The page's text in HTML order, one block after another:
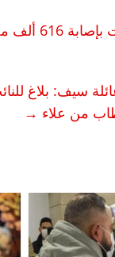
سيف: بلاغ
من علاء →